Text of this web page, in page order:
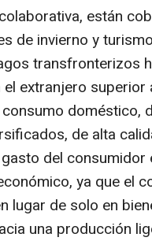
están
de invierno y
transfronterizos
extranjero superior
doméstico,
de alta
del consumidor
ya que el
lugar de solo en
una producción